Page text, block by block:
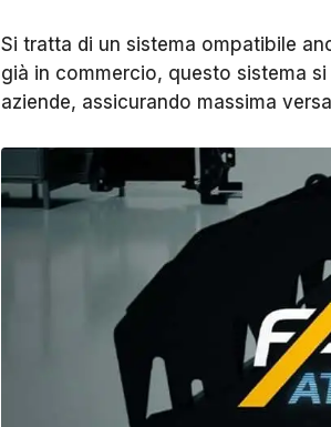
Si tratta di un sistema ompatibile
già in commercio, questo sistema
aziende, assicurando massima